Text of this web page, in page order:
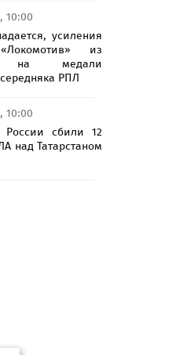
10:00
усиления
из
на медали
РПЛ
10:00
сбили 12
над Татарстаном